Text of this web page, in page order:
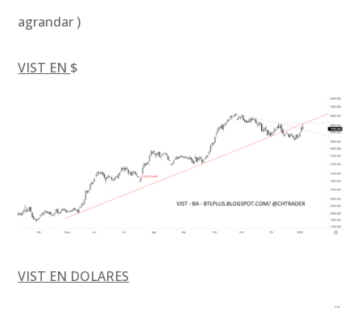
agrandar )
VIST EN $
VIST EN DOLARES